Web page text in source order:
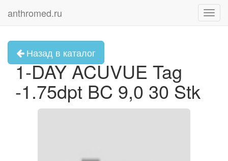
anthromed.ru
Назад в каталог
1-DAY ACUVUE Tag
-1.75dpt BC 9,0 30 Stk